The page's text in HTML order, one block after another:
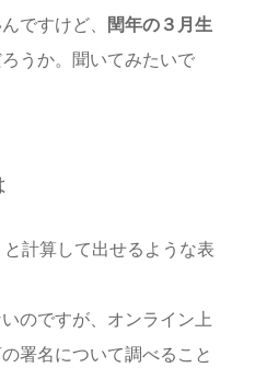
ですけど、
閏年の３月生
うか。聞いてみたいで
計算して出せるような表
のですが、オンライン上
署名について調べること